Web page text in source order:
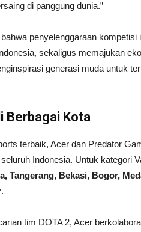
di panggung dunia.”
penyelenggaraan
sekaligus memajukan
generasi muda untuk
Berbagai Kota
terbaik, Acer dan Predator
Indonesia. Untuk kategori
Tangerang, Bekasi, Bogor,
.
tim DOTA 2, Acer